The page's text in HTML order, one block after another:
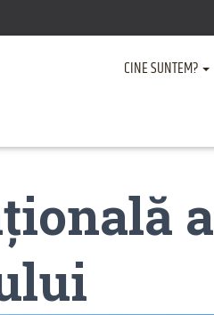
CINE SUNTEM?
a